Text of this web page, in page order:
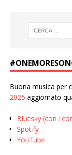
Buona musica per
2025 aggiornato
Bluesky (con i
Spotify
YouTube